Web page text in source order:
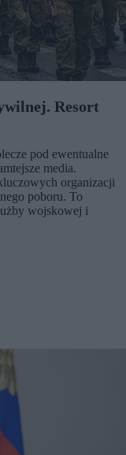
Resort
pod ewentualne
media.
organizacji
poboru. To
wojskowej i